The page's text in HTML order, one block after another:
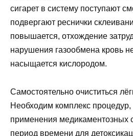
сигарет в систему поступают
подвергают реснички
повышается, отхождение
нарушения газообмена кровь
насыщается кислородом.
Самостоятельно очиститься
Необходим комплекс процедур,
применения медикаментозных
период времени для